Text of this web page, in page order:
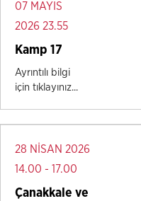
07 MAYIS
2026 23.55
Kamp 17
Ayrıntılı bilgi
için tıklayınız...
28 NİSAN 2026
14.00 - 17.00
Çanakkale ve